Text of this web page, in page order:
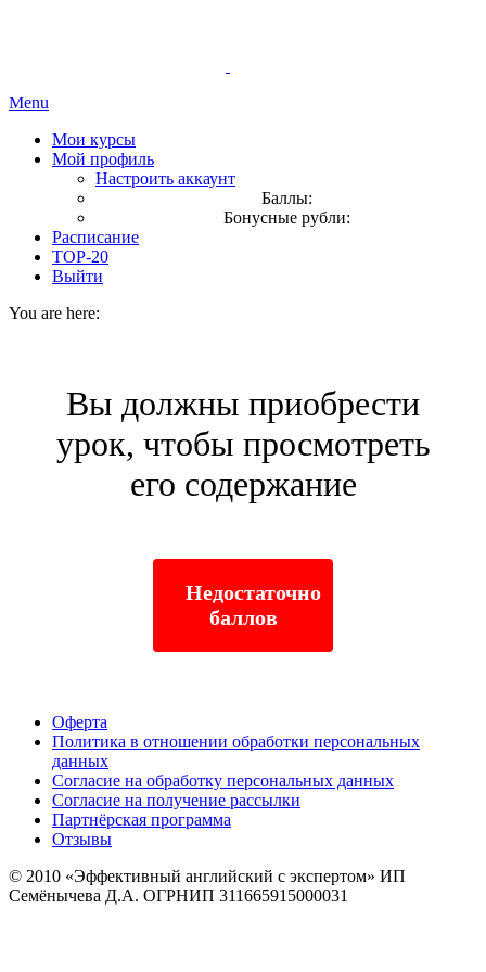
Menu
Мои курсы
Мой профиль
Настроить аккаунт
Баллы:
Бонусные рубли:
Расписание
TOP-20
Выйти
You are here:
Вы должны приобрести
урок, чтобы просмотреть
его содержание
Недостаточно
баллов
Оферта
Политика в отношении обработки персональных
данных
Согласие на обработку персональных данных
Согласие на получение рассылки
Партнёрская программа
Отзывы
© 2010 «Эффективный английский с экспертом» ИП
Семёнычева Д.А. ОГРНИП 311665915000031